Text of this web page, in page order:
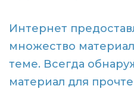
Интернет
множество
теме. Всегда
материал для